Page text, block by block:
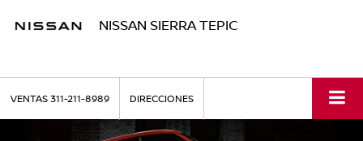
NISSAN SIERRA TEPIC
VENTAS311-211-8989 DIRECCIONES